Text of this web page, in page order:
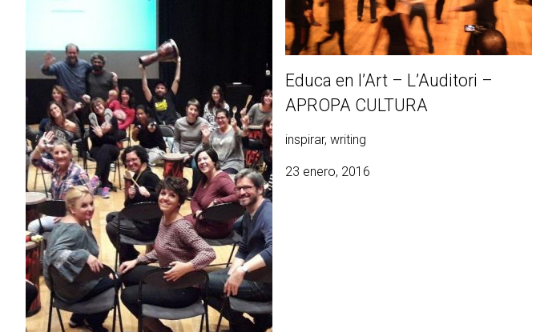
Educa en l’Art – L’Auditori –
APROPA CULTURA
inspirar, writing
23 enero, 2016